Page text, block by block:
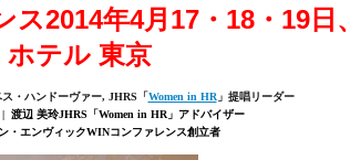
2014年4月17・18・19日、
テル 東京
ス・ハンドーヴァー, JHRS 「Women in HR」提唱リーダー
| 渡辺 美玲JHRS「Women in HR」アドバイザー
・エンヴィックWINコンファレンス創立者